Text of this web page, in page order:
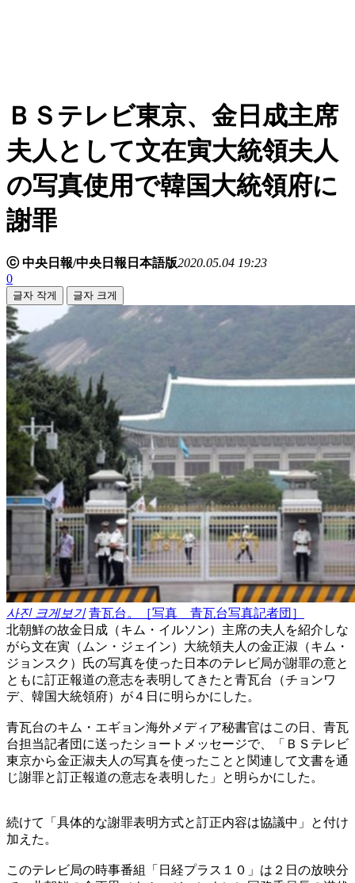
ＢＳテレビ東京、金日成主席
夫人として文在寅大統領夫人
の写真使用で韓国大統領府に
謝罪
ⓒ 中央日報/中央日報日本語版2020.05.04 19:23
0
글자 작게 글자 크게
사진 크게보기 青瓦台。［写真 青瓦台写真記者団］
北朝鮮の故金日成（キム・イルソン）主席の夫人を紹介しな
がら文在寅（ムン・ジェイン）大統領夫人の金正淑（キム・
ジョンスク）氏の写真を使った日本のテレビ局が謝罪の意と
ともに訂正報道の意志を表明してきたと青瓦台（チョンワ
デ、韓国大統領府）が４日に明らかにした。
青瓦台のキム・エギョン海外メディア秘書官はこの日、青瓦
台担当記者団に送ったショートメッセージで、「ＢＳテレビ
東京から金正淑夫人の写真を使ったことと関連して文書を通
じ謝罪と訂正報道の意志を表明した」と明らかにした。
続けて「具体的な謝罪表明方式と訂正内容は協議中」と付け
加えた。
このテレビ局の時事番組「日経プラス１０」は２日の放映分